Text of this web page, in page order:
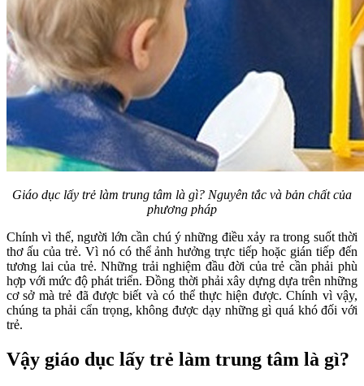
Giáo dục lấy trẻ làm trung tâm là gì? Nguyên tắc và bản chất của
phương pháp
Chính vì thế, người lớn cần chú ý những điều xảy ra trong suốt thời
thơ ấu của trẻ. Vì nó có thể ảnh hưởng trực tiếp hoặc gián tiếp đến
tương lai của trẻ. Những trải nghiệm đầu đời của trẻ cần phải phù
hợp với mức độ phát triển. Đồng thời phải xây dựng dựa trên những
cơ sở mà trẻ đã được biết và có thể thực hiện được. Chính vì vậy,
chúng ta phải cẩn trọng, không được dạy những gì quá khó đối với
trẻ.
Vậy giáo dục lấy trẻ làm trung tâm là gì?